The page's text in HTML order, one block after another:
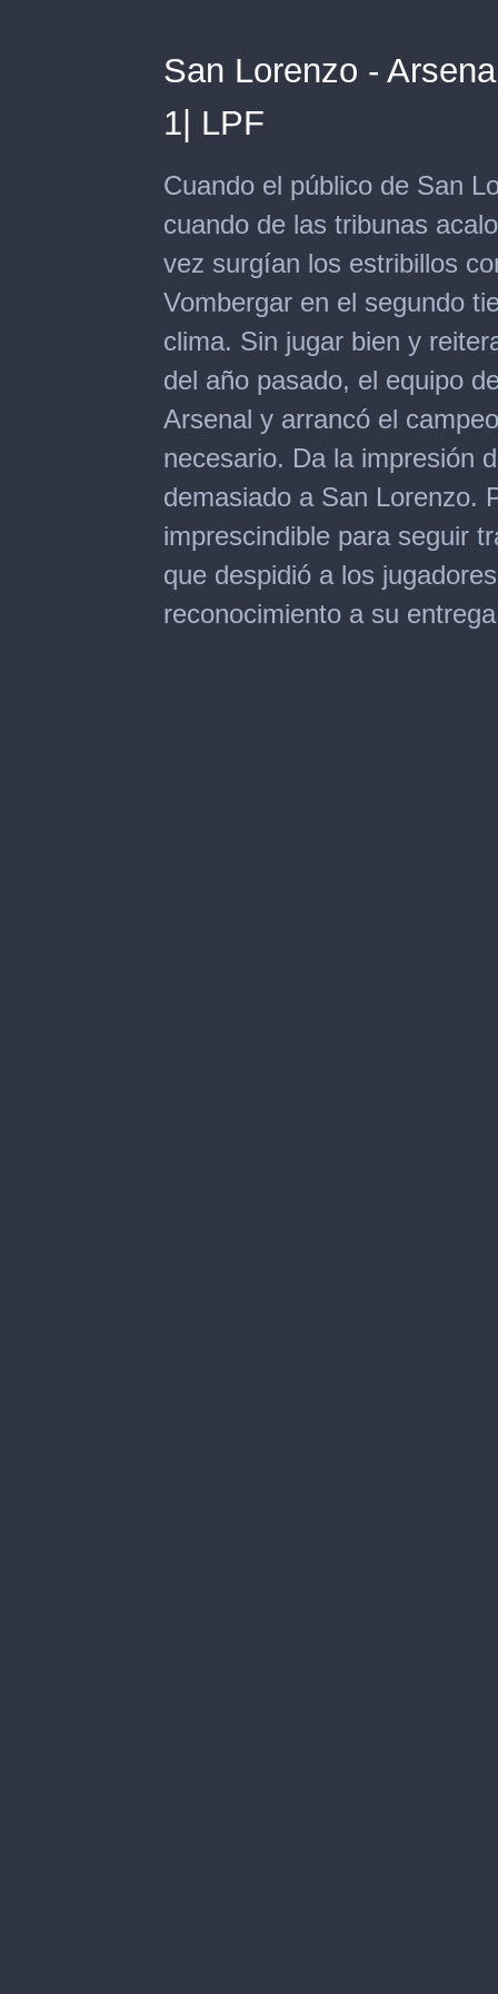
San Lorenzo -
1| LPF
Cuando el público de San
cuando de las tribunas
vez surgían los estribillos
Vombergar en el segundo
clima. Sin jugar bien y
del año pasado, el equipo
Arsenal y arrancó el
necesario. Da la impresión
demasiado a San Lorenzo.
imprescindible para seguir
que despidió a los
reconocimiento a su